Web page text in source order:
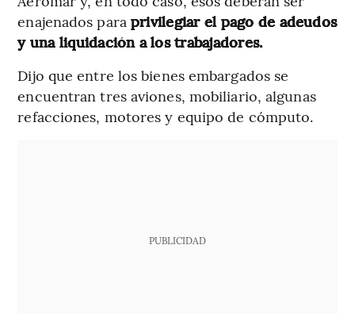
enajenados para privilegiar el pago de adeudos
y una liquidación a los trabajadores.
Dijo que entre los bienes embargados se
encuentran tres aviones, mobiliario, algunas
refacciones, motores y equipo de cómputo.
PUBLICIDAD